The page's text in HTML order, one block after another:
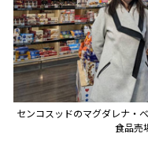
センコスッドのマグダレナ・
食品売